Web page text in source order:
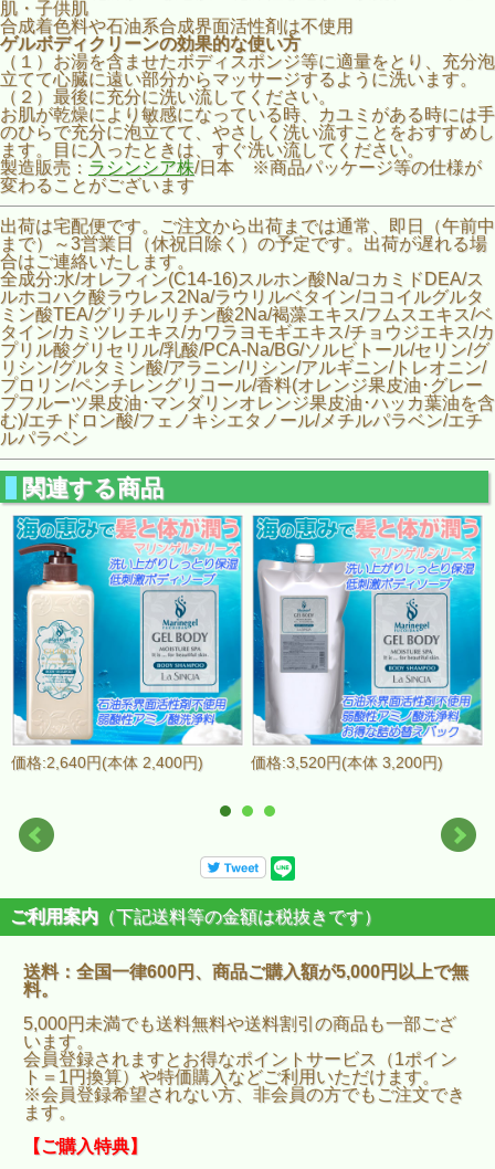
肌・子供肌
合成着色料や石油系合成界面活性剤は不使用
ゲルボディクリーンの効果的な使い方
（１）お湯を含ませたボディスポンジ等に適量をとり、充分泡
立てて心臓に遠い部分からマッサージするように洗います。
（２）最後に充分に洗い流してください。
お肌が乾燥により敏感になっている時、カユミがある時には手
のひらで充分に泡立てて、やさしく洗い流すことをおすすめし
ます。目に入ったときは、すぐ洗い流してください。
製造販売： ラシンシア株/日本 ※商品パッケージ等の仕様が
変わることがございます
出荷は宅配便です。ご注文から出荷までは通常、即日（午前中
まで）～3営業日（休祝日除く）の予定です。出荷が遅れる場
合はご連絡いたします。
全成分:水/オレフィン(C14-16)スルホン酸Na/コカミドDEA/ス
ルホコハク酸ラウレス2Na/ラウリルベタイン/ココイルグルタ
ミン酸TEA/グリチルリチン酸2Na/褐藻エキス/フムスエキス/ベ
タイン/カミツレエキス/カワラヨモギエキス/チョウジエキス/カ
プリル酸グリセリル/乳酸/PCA-Na/BG/ソルビトール/セリン/グ
リシン/グルタミン酸/アラニン/リシン/アルギニン/トレオニン/
プロリン/ペンチレングリコール/香料(オレンジ果皮油･グレー
プフルーツ果皮油･マンダリンオレンジ果皮油･ハッカ葉油を含
む)/エチドロン酸/フェノキシエタノール/メチルパラベン/エチ
ルパラベン
関連する商品
価格:2,640円(本体 2,400円) 価格:3,520円(本体 3,200円)
ご利用案内 （下記送料等の金額は税抜きです）
送料：全国一律600円、商品ご購入額が5,000円以上で無
料。
5,000円未満でも送料無料や送料割引の商品も一部ござ
います。
会員登録されますとお得なポイントサービス（1ポイン
ト＝1円換算）や特価購入などご利用いただけます。
※会員登録希望されない方、非会員の方でもご注文でき
ます。
【ご購入特典】